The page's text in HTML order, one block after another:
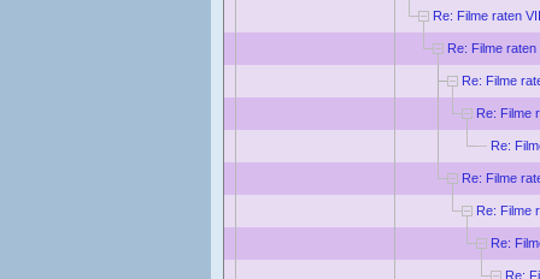
Re: Filme raten
Re: Filme raten
Re: Filme
Re: Filme
Re:
Re: Filme
Re: Filme
Re:
Re: